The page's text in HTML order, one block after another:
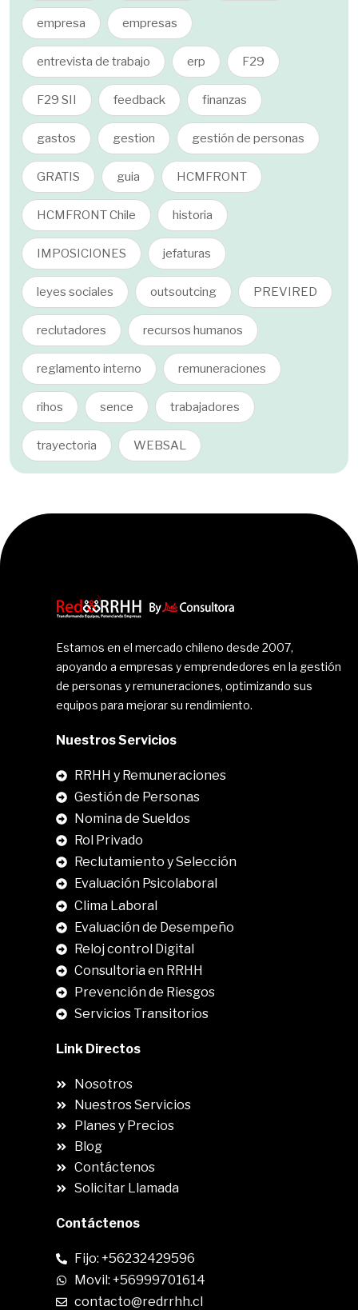
empresa empresas
entrevista de trabajo erp F29
F29 SII feedback finanzas
gastos gestion gestión de personas
GRATIS guia HCMFRONT
HCMFRONT Chile historia
IMPOSICIONES jefaturas
leyes sociales outsoutcing PREVIRED
reclutadores recursos humanos
reglamento interno remuneraciones
rihos sence trabajadores
trayectoria WEBSAL
Estamos en el mercado chileno desde 2007,
apoyando a empresas y emprendedores en la gestión
de personas y remuneraciones, optimizando sus
equipos para mejorar su rendimiento.
Nuestros Servicios
RRHH y Remuneraciones
Gestión de Personas
Nomina de Sueldos
Rol Privado
Reclutamiento y Selección
Evaluación Psicolaboral
Clima Laboral
Evaluación de Desempeño
Reloj control Digital
Consultoria en RRHH
Prevención de Riesgos
Servicios Transitorios
Link Directos
Nosotros
Nuestros Servicios
Planes y Precios
Blog
Contáctenos
Solicitar Llamada
Contáctenos
Fijo: +56232429596
Movil: +56999701614
contacto@redrrhh.cl